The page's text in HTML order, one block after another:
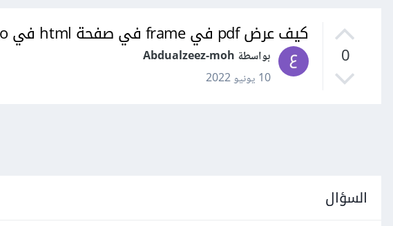
0
كيف عرض pdf في frame في صفحة html في django؟
بواسطة Abdualzeez-moh
10 يونيو 2022
السؤال